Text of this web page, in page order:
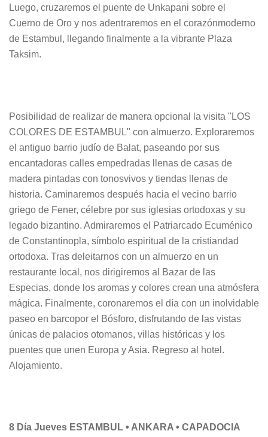
Luego, cruzaremos el puente de Unkapani sobre el
Cuerno de Oro y nos adentraremos en el corazónmoderno
de Estambul, llegando finalmente a la vibrante Plaza
Taksim.
Posibilidad de realizar de manera opcional la visita "LOS
COLORES DE ESTAMBUL" con almuerzo. Exploraremos
el antiguo barrio judío de Balat, paseando por sus
encantadoras calles empedradas llenas de casas de
madera pintadas con tonosvivos y tiendas llenas de
historia. Caminaremos después hacia el vecino barrio
griego de Fener, célebre por sus iglesias ortodoxas y su
legado bizantino. Admiraremos el Patriarcado Ecuménico
de Constantinopla, símbolo espiritual de la cristiandad
ortodoxa. Tras deleitarnos con un almuerzo en un
restaurante local, nos dirigiremos al Bazar de las
Especias, donde los aromas y colores crean una atmósfera
mágica. Finalmente, coronaremos el día con un inolvidable
paseo en barcopor el Bósforo, disfrutando de las vistas
únicas de palacios otomanos, villas históricas y los
puentes que unen Europa y Asia. Regreso al hotel.
Alojamiento.
8 Día Jueves ESTAMBUL • ANKARA • CAPADOCIA